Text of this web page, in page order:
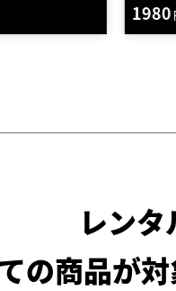
1870
レン
の商品が